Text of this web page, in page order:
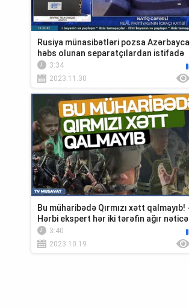
Rusiya münasibətləri pozsa
həbs olunan separatçılardan istifadə
edəcək!...
3:34
2023.11.30
Bu müharibədə Qırmızı xətt qalmayıb!
Hərbi ekspert hər iki tərəfin ağır
3:40
2023.10.19